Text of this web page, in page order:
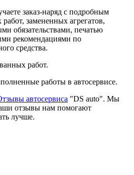
заказ-наряд с подробным
замененных агрегатов,
обязательствами, печатью
рекомендациями по
средства.
работ.
работы в автосервисе.
автосервиса "DS auto". Мы
отзывы нам помогают
лучше.